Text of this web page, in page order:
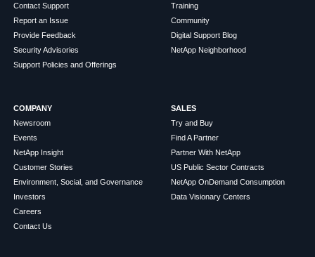
Contact Support
Report an Issue
Provide Feedback
Security Advisories
Support Policies and Offerings
Training
Community
Digital Support Blog
NetApp Neighborhood
COMPANY
Newsroom
Events
NetApp Insight
Customer Stories
Environment, Social, and Governance
Investors
Careers
Contact Us
SALES
Try and Buy
Find A Partner
Partner With NetApp
US Public Sector Contracts
NetApp OnDemand Consumption
Data Visionary Centers